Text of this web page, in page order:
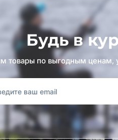
Будь в
товары по выгодным ценам,